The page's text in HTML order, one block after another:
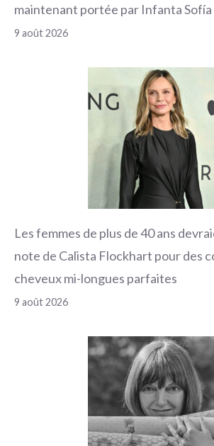
maintenant portée par Infanta Sofía
9 août 2026
Les femmes de plus de 40 ans
note de Calista Flockhart pour des
cheveux mi-longues parfaites
9 août 2026